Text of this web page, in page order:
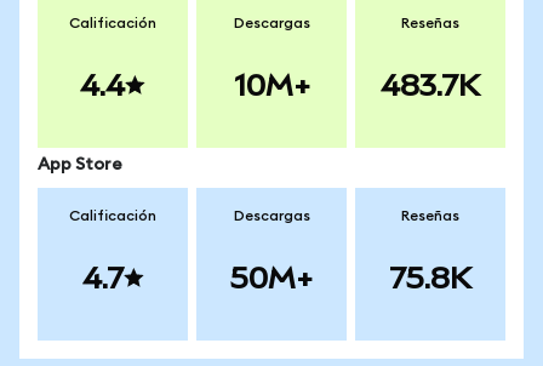
Calificación
4.4
Descargas
10M+
Reseñas
483.7K
App Store
Calificación
4.7
Descargas
50M+
Reseñas
75.8K